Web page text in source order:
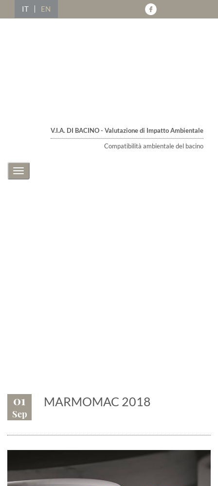
IT EN
V.I.A. DI BACINO - Valutazione di Impatto Ambientale
Compatibilità ambientale del bacino
Toggle
01
Sep
MARMOMAC 2018